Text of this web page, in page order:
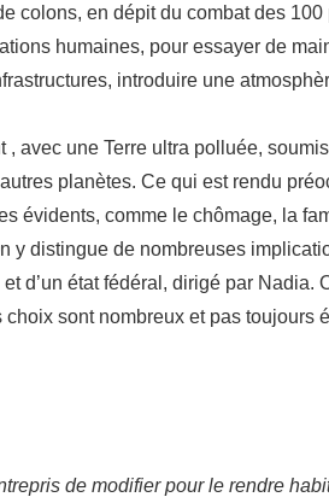
colons, en dépit du combat des
humaines, pour essayer de
introduire une
avec une Terre ultra polluée,
planètes. Ce qui est rendu
évidents, comme le chômage, la
y distingue de nombreuses
d’un état fédéral, dirigé par
sont nombreux et pas toujours
de modifier pour le rendre